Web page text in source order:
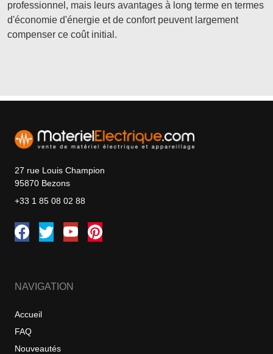
professionnel, mais leurs avantages à long terme en termes
d'économie d'énergie et de confort peuvent largement
compenser ce coût initial.
27 rue Louis Champion
95870 Bezons
+33 1 85 08 02 88
NAVIGATION
Accueil
FAQ
Nouveautés